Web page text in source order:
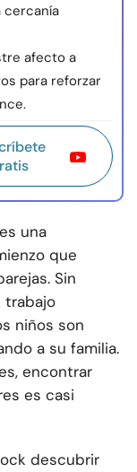
cercanía
afecto a
para reforzar
una
que
Sin
trabajo
niños son
a su familia.
encontrar
es casi
descubrir